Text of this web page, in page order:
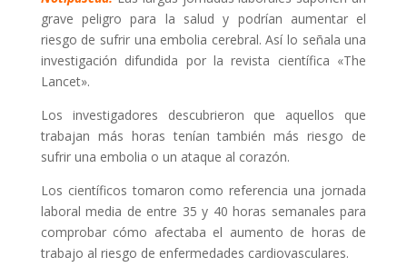
grave peligro para la salud y podrían aumentar el
riesgo de sufrir una embolia cerebral. Así lo señala una
investigación difundida por la revista científica «The
Lancet».
Los investigadores descubrieron que aquellos que
trabajan más horas tenían también más riesgo de
sufrir una embolia o un ataque al corazón.
Los científicos tomaron como referencia una jornada
laboral media de entre 35 y 40 horas semanales para
comprobar cómo afectaba el aumento de horas de
trabajo al riesgo de enfermedades cardiovasculares.